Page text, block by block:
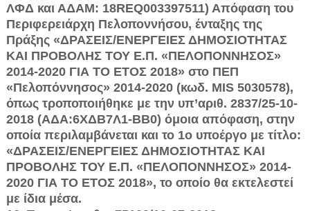
ΛΦΔ και ΑΔΑΜ: 18REQ003397511) Απόφαση του
Περιφερειάρχη Πελοποννήσου, ένταξης της
Πράξης «ΔΡΑΣΕΙΣ/ΕΝΕΡΓΕΙΕΣ ΔΗΜΟΣΙΟΤΗΤΑΣ
ΚΑΙ ΠΡΟΒΟΛΗΣ ΤΟΥ Ε.Π. «ΠΕ­ΛΟΠΟΝΝΗΣΟΣ»
2014-2020 ΓΙΑ ΤΟ ΕΤΟΣ 2018» στο ΠΕΠ
«Πελοπόννησος» 2014-2020 (κωδ. MIS 5030578),
όπως τροποποιήθηκε με την υπ’αριθ. 2837/25-10-
2018 (ΑΔΑ:6ΧΔΒ7Λ1-ΒΒ0) όμοια απόφαση, στην
οποία περιλαμβάνεται και το 1o υποέργο με τίτλο:
«ΔΡΑΣΕΙΣ/ΕΝΕΡΓΕΙΕΣ ΔΗΜΟΣΙΟΤΗΤΑΣ ΚΑΙ
ΠΡΟΒΟΛΗΣ ΤΟΥ Ε.Π. «ΠΕΛΟΠΟΝΝΗΣΟΣ» 2014-
2020 ΓΙΑ ΤΟ ΕΤΟΣ 2018», το οποίο θα εκτε­λεστεί
με ίδια μέσα.